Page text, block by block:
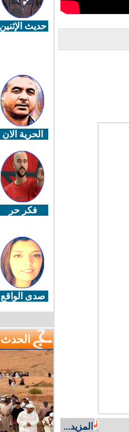
المزيد...
حديث الإثنين
الحرية الان
فكر حر
صدى الواقع
الحدث